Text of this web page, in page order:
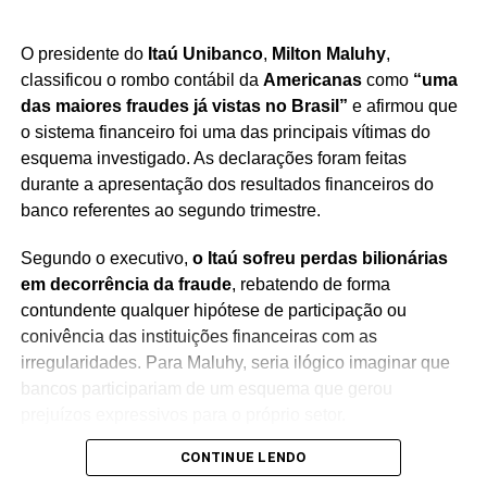
bem como a necessidade de diversificação de mercados,
ganham importância. A dependência de cadeias de
suprimento distantes ou concentradas em poucos países
poderá causar vulnerabilidade.
Por fim, Mendonça de Barros aposta queinvestimento
em tecnologias limpas e sustentabilidade
como diferencial competitivo. Na transição energética,
quem investir cedo em infraestrutura verde, inovação e
eficiência poderá sair na frente.
Em resumo,2026 deve ser um ano de exigências altas
aposta em sustentabilidade sendo critérios decisivos para
quem busca estabilidade e crescimento.
O presidente do Itaú Unibanco, Milton Maluhy,
classificou o rombo contábil da Americanascomo “uma
das maiores fraudes já vistas no Brasil” e afirmou que
o sistema financeiro foi uma das principais vítimas do
esquema investigado. As declarações foram feitas
durante a apresentação dos resultados financeiros do
banco referentes ao segundo trimestre.
Segundo o executivo, o Itaú sofreu perdas bilionárias
em decorrência da fraude, rebatendo de forma
contundente qualquer hipótese de participação ou
conivência das instituições financeiras com as
irregularidades. Para Maluhy, seria ilógico imaginar que
bancos participariam de um esquema que gerou
Durante a apresentação, o presidente do banco afirmou
CONTINUE LENDO